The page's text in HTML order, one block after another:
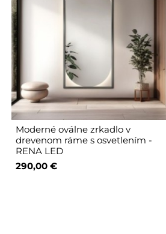
Moderné oválne zrkadlo v
drevenom ráme s osvetlením -
RENA LED
290,00 €